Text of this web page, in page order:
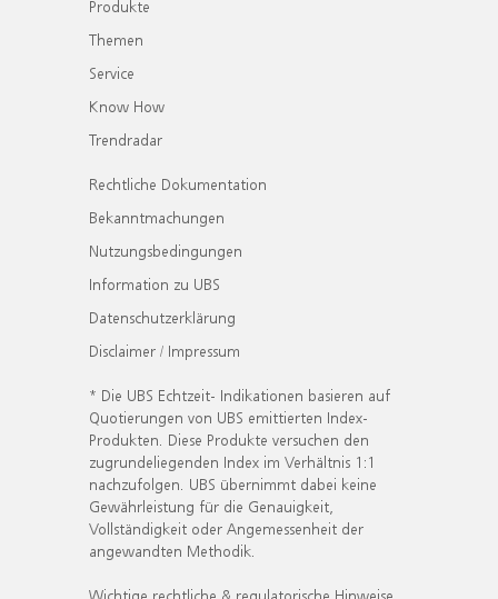
Produkte
Themen
Service
Know How
Trendradar
Rechtliche Dokumentation
Bekanntmachungen
Nutzungsbedingungen
Information zu UBS
Datenschutzerklärung
Disclaimer / Impressum
* Die UBS Echtzeit- Indikationen basieren auf
Quotierungen von UBS emittierten Index-
Produkten. Diese Produkte versuchen den
zugrundeliegenden Index im Verhältnis 1:1
nachzufolgen. UBS übernimmt dabei keine
Gewährleistung für die Genauigkeit,
Vollständigkeit oder Angemessenheit der
angewandten Methodik.